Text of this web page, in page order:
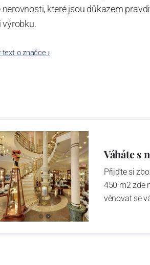
které jsou důkazem
text o značce›
Váháte s
Přijďte si
450 m2 zde
věnovat se